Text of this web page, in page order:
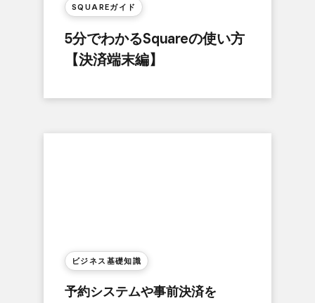
SQUAREガイド
5分で​わかる​Squareの​使い方​
【決済端末編】
ビジネス基礎知識
予約システムや​事前決済を​